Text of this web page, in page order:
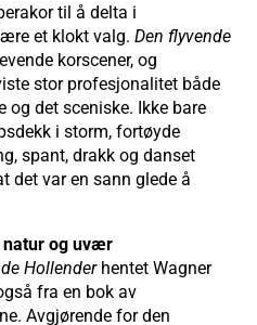
til å delta i
et klokt valg. Den flyvende
korscener, og
stor profesjonalitet både
og det sceniske. Ikke bare
i storm, fortøyde
spant, drakk og danset
det var en sann glede å
natur og uvær
Hollenderhentet Wagner
fra en bok av
Avgjørende for den